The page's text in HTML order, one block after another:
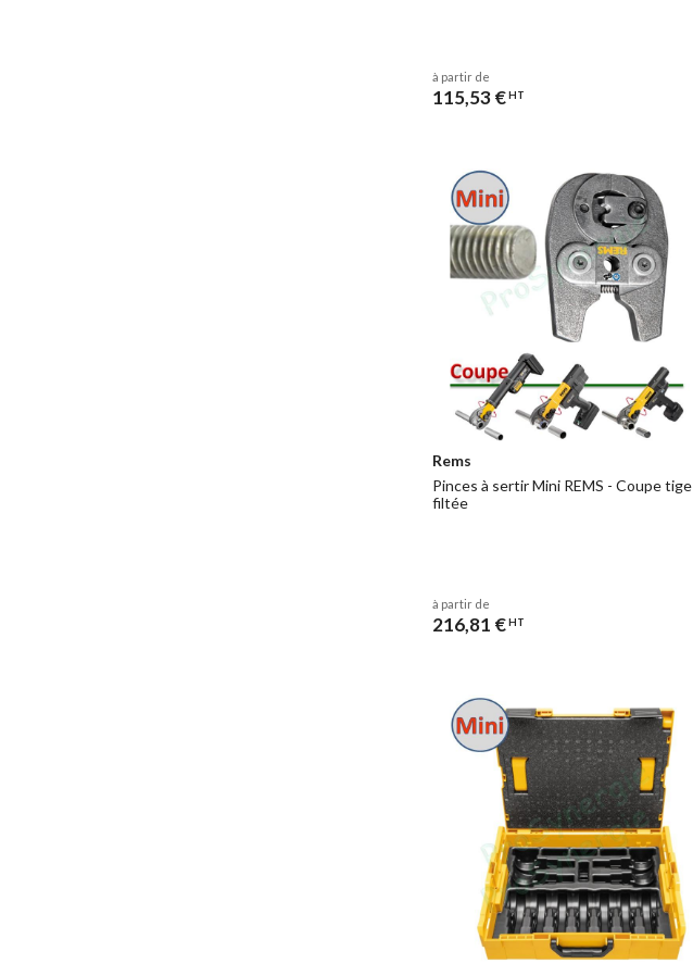
à partir de
115,53 €HT
Rems
Pinces à sertir Mini REMS - Coupe tige
filtée
à partir de
216,81 €HT